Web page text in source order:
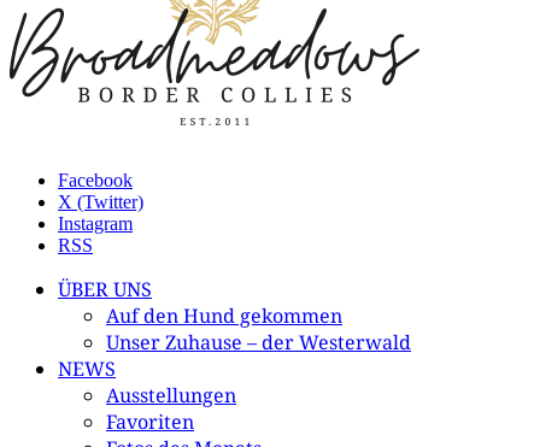
Facebook
X (Twitter)
Instagram
RSS
ÜBER UNS
Auf den Hund gekommen
Unser Zuhause – der Westerwald
NEWS
Ausstellungen
Favoriten